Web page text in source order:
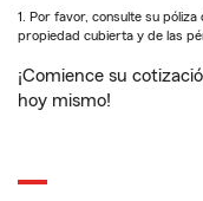
1. Por favor, consulte su
propiedad cubierta y de las
¡Comience su
hoy mismo!